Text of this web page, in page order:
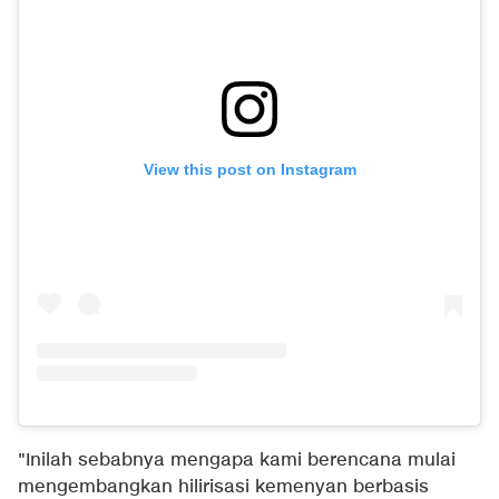
View this post on Instagram
"Inilah sebabnya mengapa kami berencana mulai
mengembangkan hilirisasi kemenyan berbasis